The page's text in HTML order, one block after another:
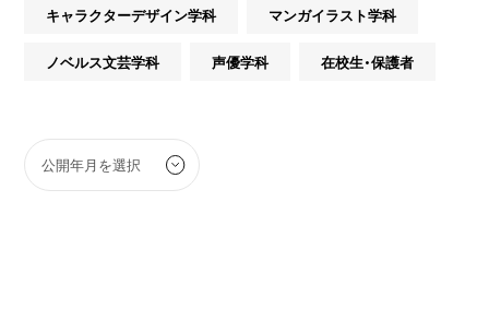
キャラクターデザイン学科 マンガイラスト学科
ノベルス文芸学科 声優学科 在校生・保護者